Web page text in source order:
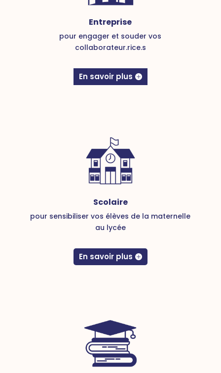
Entreprise
pour engager et souder vos
collaborateur.rice.s
En savoir plus
Scolaire
pour sensibiliser vos élèves de la maternelle
au lycée
En savoir plus